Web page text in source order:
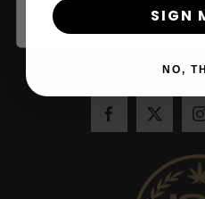
cannabiszaden met een
genetica, duurzame
SIGN
NO,